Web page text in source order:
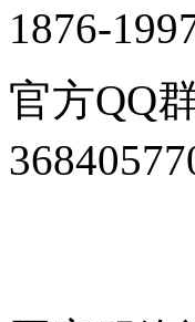
1876-
官方QQ